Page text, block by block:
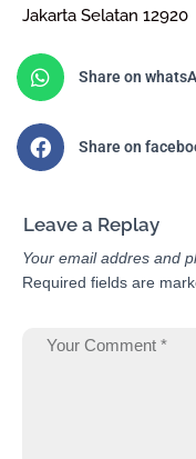
Jakarta Selatan 12920
Share on
Share on
Leave a Replay
Your email addres and
Required fields are